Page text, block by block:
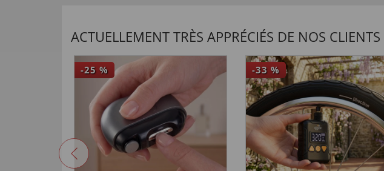
ACTUELLEMENT TRÈS APPRÉCIÉS DE NOS CLIENTS
-25 % -33 %